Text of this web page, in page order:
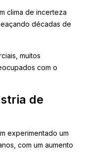
clima de incerteza
décadas de
muitos
com o
de
experimentado um
com um aumento